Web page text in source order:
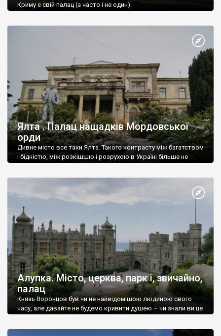
Криму є свій палац (а часто і не один).
Ялта . Палац нащадків Мордовської
орди
Дивне місто все таки Ялта. Такого контрасту між багатством
і бідністю, між розкішшю і розрухою в Україні більше не
Алупка. Місто, церква, парк і, звичайно,
палац
Князь Воронцов був чи не найвідомішою людиною свого
часу, але давайте не будемо кривити душею – чи знали ви це